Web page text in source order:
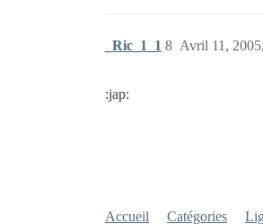
_Ric_1_1 Avril 11,
8
:jap:
Accueil Catégories